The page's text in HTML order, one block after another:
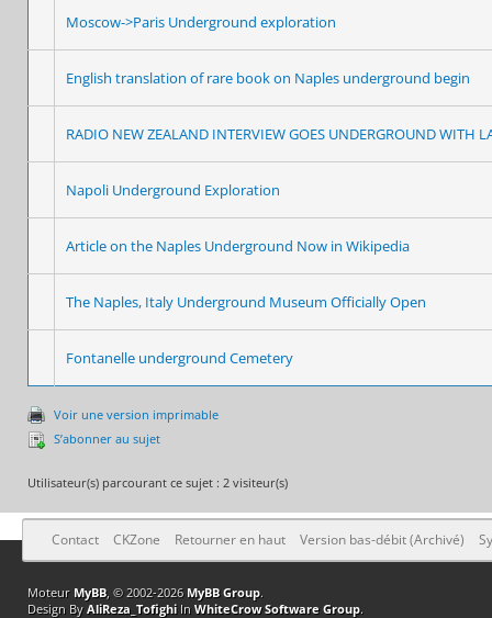
Moscow->Paris Underground exploration
English translation of rare book on Naples underground begin
RADIO NEW ZEALAND INTERVIEW GOES UNDERGROUND WITH
Napoli Underground Exploration
Article on the Naples Underground Now in Wikipedia
The Naples, Italy Underground Museum Officially Open
Fontanelle underground Cemetery
Voir une version imprimable
S’abonner au sujet
Utilisateur(s) parcourant ce sujet : 2 visiteur(s)
Contact CKZone Retourner en haut Version bas-débit (Archivé)
Moteur MyBB, © 2002-2026 MyBB Group.
Design By AliReza_TofighiIn WhiteCrow Software Group.